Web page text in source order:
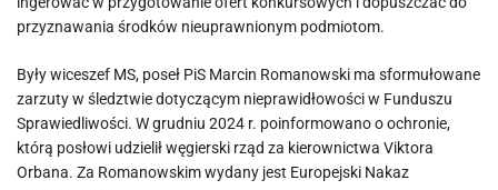
przyznawania środków nieuprawnionym podmiotom.
Były wiceszef MS, poseł PiS Marcin Romanowski ma sformułowane
zarzuty w śledztwie dotyczącym nieprawidłowości w Funduszu
Sprawiedliwości. W grudniu 2024 r. poinformowano o ochronie,
którą posłowi udzielił węgierski rząd za kierownictwa Viktora
Orbana. Za Romanowskim wydany jest Europejski Nakaz